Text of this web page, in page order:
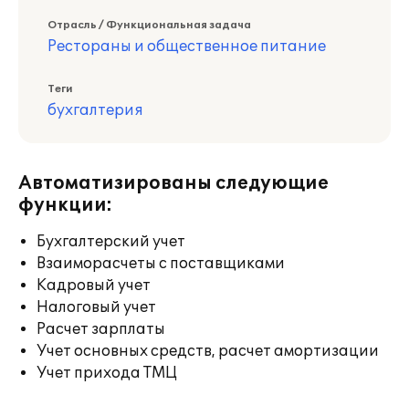
Отрасль / Функциональная задача
Рестораны и общественное питание
Теги
бухгалтерия
Автоматизированы следующие
функции:
Бухгалтерский учет
Взаиморасчеты с поставщиками
Кадровый учет
Налоговый учет
Расчет зарплаты
Учет основных средств, расчет амортизации
Учет прихода ТМЦ